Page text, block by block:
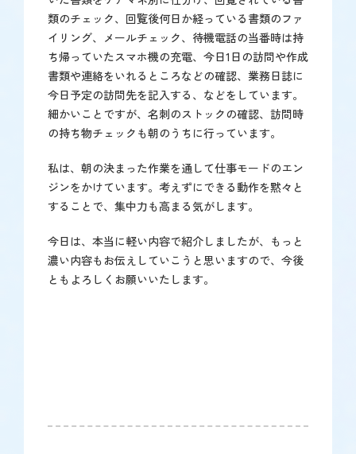
類のチェック、回覧後何日か経っている書類のファ
イリング、メールチェック、待機電話の当番時は持
ち帰っていたスマホ機の充電、今日1日の訪問や作成
書類や連絡をいれるところなどの確認、業務日誌に
今日予定の訪問先を記入する、などをしています。
細かいことですが、名刺のストックの確認、訪問時
の持ち物チェックも朝のうちに行っています。
私は、朝の決まった作業を通して仕事モードのエン
ジンをかけています。考えずにできる動作を黙々と
することで、集中力も高まる気がします。
今日は、本当に軽い内容で紹介しましたが、もっと
濃い内容もお伝えしていこうと思いますので、今後
ともよろしくお願いいたします。